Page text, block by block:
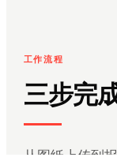
工作流程
三步完
从图纸上传到